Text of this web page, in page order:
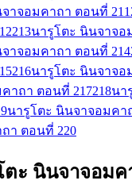
าจอมคาถา ตอนที่ 211
213นารูโตะ นินจาจ
าจอมคาถา ตอนที่ 214
216นารูโตะ นินจาจอ
าถา ตอนที่ 217218นา
นารูโตะ นินจาจอมคา
า ตอนที่ 220
ตะ นินจาจอมค